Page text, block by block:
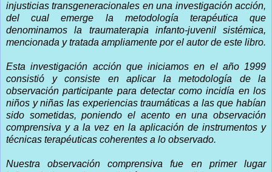
injusticias transgeneracionales en una investigación acción,
del cual emerge la metodología terapéutica que
denominamos la traumaterapia infanto-juvenil sistémica,
mencionada y tratada ampliamente por el autor de este libro.
Esta investigación acción que iniciamos en el año 1999
consistió y consiste en aplicar la metodología de la
observación participante para detectar como incidía en los
niños y niñas las experiencias traumáticas a las que habían
sido sometidas, poniendo el acento en una observación
comprensiva y a la vez en la aplicación de instrumentos y
técnicas terapéuticas coherentes a lo observado.
Nuestra observación comprensiva fue en primer lugar